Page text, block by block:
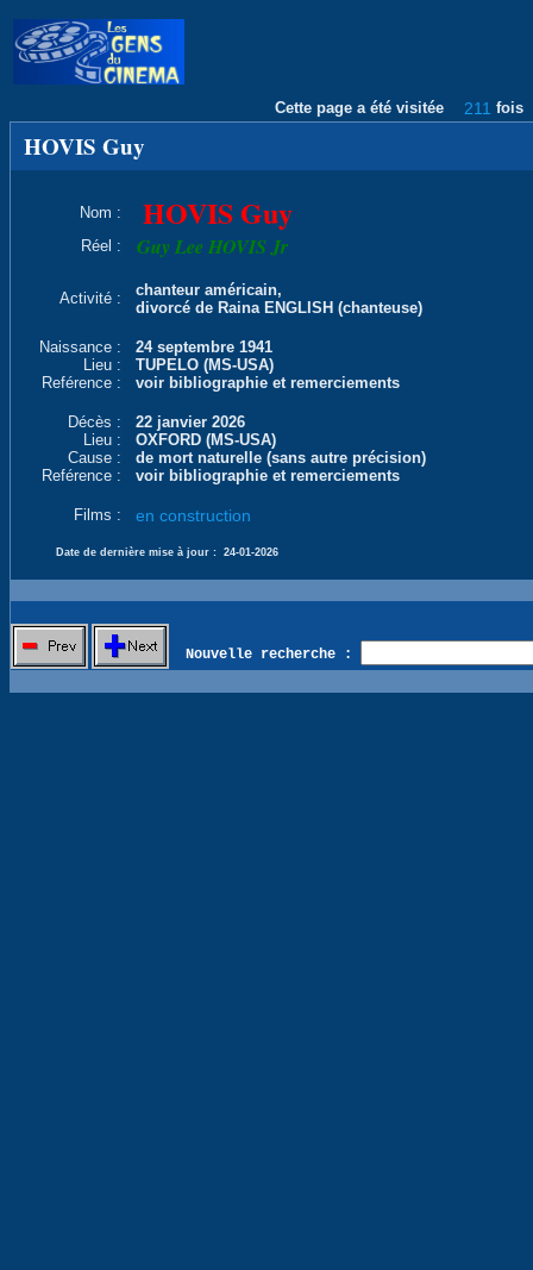
Cette page a été visitée 211 fois
HOVIS Guy
Nom : HOVIS Guy
Réel : Guy Lee HOVIS Jr
Activité :
chanteur américain,
divorcé de Raina ENGLISH (chanteuse)
Naissance :
24 septembre 1941
Lieu :
TUPELO (MS-USA)
Reférence :
voir bibliographie et remerciements
Décès :
22 janvier 2026
Lieu :
OXFORD (MS-USA)
Cause :
de mort naturelle (sans autre précision)
Reférence :
voir bibliographie et remerciements
Films : en construction
Date de dernière mise à jour : 24-01-2026
Nouvelle recherche :